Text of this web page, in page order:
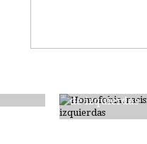
de izquierdas